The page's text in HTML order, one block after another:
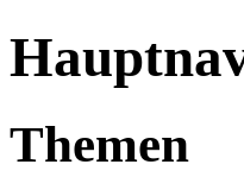
Themen